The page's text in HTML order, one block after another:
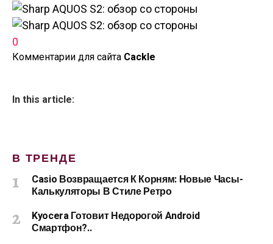
0
Комментарии для сайта Cackle
In this article:
В ТРЕНДЕ
Casio Возвращается К Корням: Новые Часы-
Калькуляторы В Стиле Ретро
Kyocera Готовит Недорогой Android
Смартфон?..